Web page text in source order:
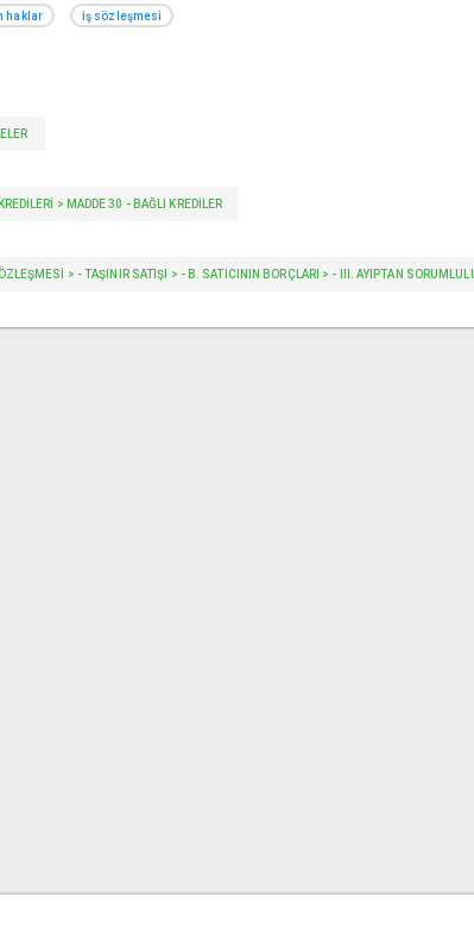
haklar iş sözleşmesi
> MADDE 30 - BAĞLI KREDILER
> - TAŞINIR SATIŞI > - B. SATICININ BORÇLARI > - III. AYIPTAN